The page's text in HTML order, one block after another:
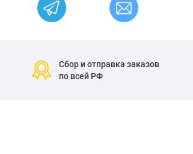
Сбор и отправка заказов
по всей РФ